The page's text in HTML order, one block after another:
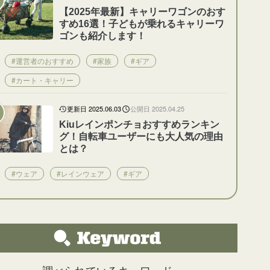
【2025年最新】キャリーワゴンのおす
すめ16選！子どもが乗れるキャリーワ
ゴンも紹介します！
#運営者のおすすめ #家族
#ギア
#カート・キャリー
更新日 2025.06.03 公開日 2025.04.25
Kiuレインポンチョおすすめランキン
グ！自転車ユーザーにも大人気の理由
とは？
#ウェア #レインウェア #ギア